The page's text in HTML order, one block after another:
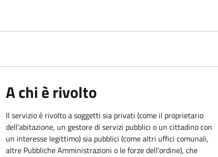
A chi è rivolto
Il servizio è rivolto a soggetti sia privati (come il proprietario
dell'abitazione, un gestore di servizi pubblici o un cittadino con
un interesse legittimo) sia pubblici (come altri uffici comunali,
altre Pubbliche Amministrazioni o le forze dell'ordine), che